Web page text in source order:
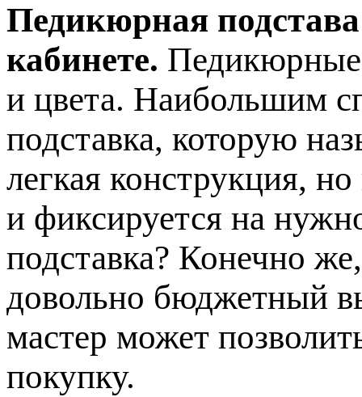
Педикюрная подстава
кабинете. Педикюрные
и цвета. Наибольшим
подставка, которую
легкая конструкция,
и фиксируется на
подставка? Конечно
довольно бюджетный
мастер может
покупку.